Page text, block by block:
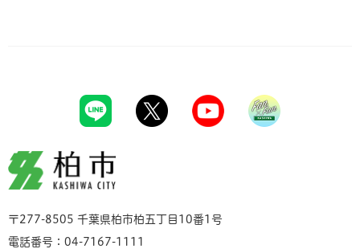
柏市
〒277-8505 千葉県柏市柏五丁目10番1号
電話番号：04-7167-1111